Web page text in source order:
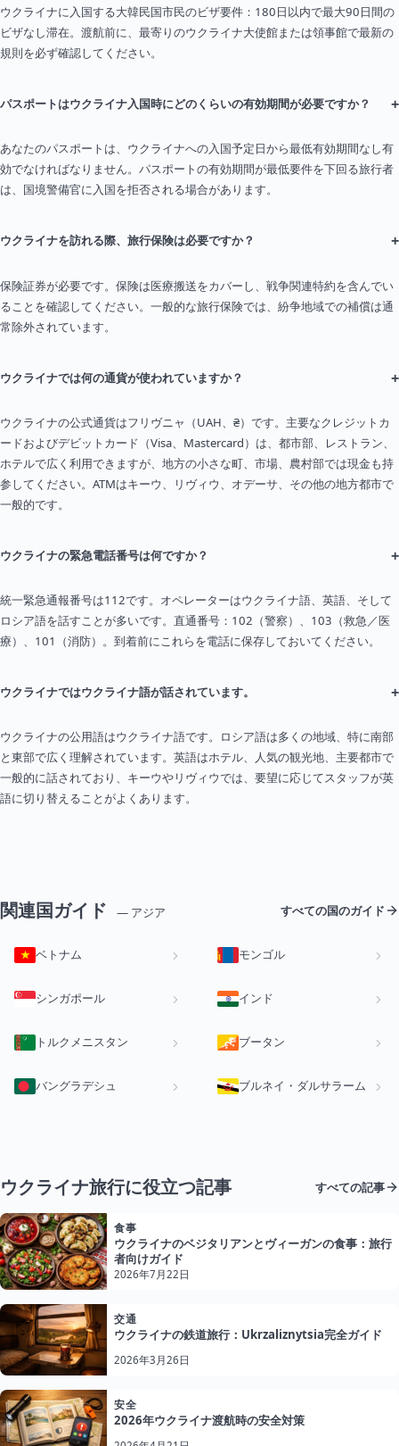
ウクライナに入国する大韓民国市民のビザ要件：180日以内で最大90日間の
ビザなし滞在。渡航前に、最寄りのウクライナ大使館または領事館で最新の
規則を必ず確認してください。
パスポートはウクライナ入国時にどのくらいの有効期間が必要ですか？ +
あなたのパスポートは、ウクライナへの入国予定日から最低有効期間なし有
効でなければなりません。パスポートの有効期間が最低要件を下回る旅行者
は、国境警備官に入国を拒否される場合があります。
ウクライナを訪れる際、旅行保険は必要ですか？ +
保険証券が必要です。保険は医療搬送をカバーし、戦争関連特約を含んでい
ることを確認してください。一般的な旅行保険では、紛争地域での補償は通
常除外されています。
ウクライナでは何の通貨が使われていますか？ +
ウクライナの公式通貨はフリヴニャ（UAH、₴）です。主要なクレジットカ
ードおよびデビットカード（Visa、Mastercard）は、都市部、レストラン、
ホテルで広く利用できますが、地方の小さな町、市場、農村部では現金も持
参してください。ATMはキーウ、リヴィウ、オデーサ、その他の地方都市で
一般的です。
ウクライナの緊急電話番号は何ですか？ +
統一緊急通報番号は112です。オペレーターはウクライナ語、英語、そして
ロシア語を話すことが多いです。直通番号：102（警察）、103（救急／医
療）、101（消防）。到着前にこれらを電話に保存しておいてください。
ウクライナではウクライナ語が話されています。 +
ウクライナの公用語はウクライナ語です。ロシア語は多くの地域、特に南部
と東部で広く理解されています。英語はホテル、人気の観光地、主要都市で
一般的に話されており、キーウやリヴィウでは、要望に応じてスタッフが英
語に切り替えることがよくあります。
関連国ガイド — アジア すべての国のガイド
ベトナム モンゴル
シンガポール インド
トルクメニスタン ブータン
バングラデシュ ブルネイ・ダルサラーム
ウクライナ旅行に役立つ記事 すべての記事
食事
ウクライナのベジタリアンとヴィーガンの食事：旅行
者向けガイド
2026年7月22日
交通
ウクライナの鉄道旅行：Ukrzaliznytsia完全ガイド
2026年3月26日
安全
2026年ウクライナ渡航時の安全対策